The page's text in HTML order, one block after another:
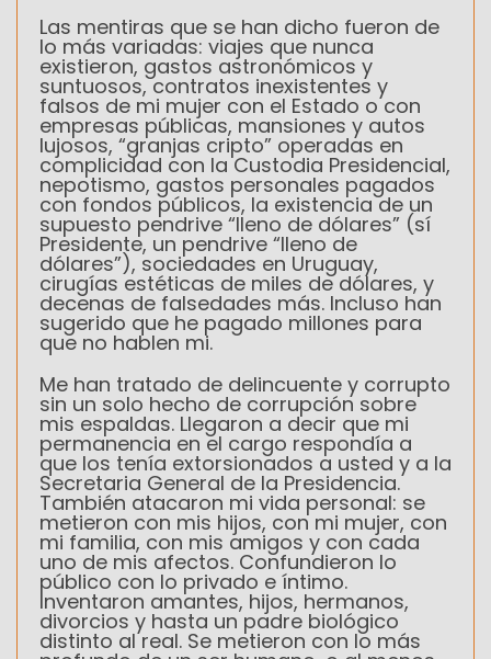
Las mentiras que se han dicho fueron de
lo más variadas: viajes que nunca
existieron, gastos astronómicos y
suntuosos, contratos inexistentes y
falsos de mi mujer con el Estado o con
empresas públicas, mansiones y autos
lujosos, “granjas cripto” operadas en
complicidad con la Custodia Presidencial,
nepotismo, gastos personales pagados
con fondos públicos, la existencia de un
supuesto pendrive “lleno de dólares” (sí
Presidente, un pendrive “lleno de
dólares”), sociedades en Uruguay,
cirugías estéticas de miles de dólares, y
decenas de falsedades más. Incluso han
sugerido que he pagado millones para
que no hablen mi.
Me han tratado de delincuente y corrupto
sin un solo hecho de corrupción sobre
mis espaldas. Llegaron a decir que mi
permanencia en el cargo respondía a
que los tenía extorsionados a usted y a la
Secretaria General de la Presidencia.
También atacaron mi vida personal: se
metieron con mis hijos, con mi mujer, con
mi familia, con mis amigos y con cada
uno de mis afectos. Confundieron lo
público con lo privado e íntimo.
Inventaron amantes, hijos, hermanos,
divorcios y hasta un padre biológico
distinto al real. Se metieron con lo más